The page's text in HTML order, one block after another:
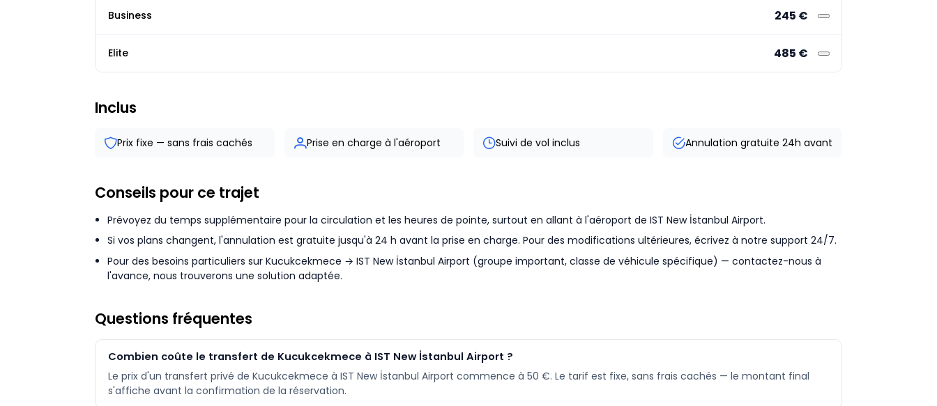
Business 245 €
Elite 485 €
Inclus
Prix fixe — sans frais cachés Prise en charge à l'aéroport Suivi de vol inclus Annulation gratuite 24h avant
Conseils pour ce trajet
Prévoyez du temps supplémentaire pour la circulation et les heures de pointe, surtout en allant à l'aéroport de IST New İstanbul Airport.
Si vos plans changent, l'annulation est gratuite jusqu'à 24 h avant la prise en charge. Pour des modifications ultérieures, écrivez à notre support 24/7.
Pour des besoins particuliers sur Kucukcekmece → IST New İstanbul Airport (groupe important, classe de véhicule spécifique) — contactez-nous à
l'avance, nous trouverons une solution adaptée.
Questions fréquentes
Combien coûte le transfert de Kucukcekmece à IST New İstanbul Airport ?
Le prix d'un transfert privé de Kucukcekmece à IST New İstanbul Airport commence à 50 €. Le tarif est fixe, sans frais cachés — le montant final
s'affiche avant la confirmation de la réservation.